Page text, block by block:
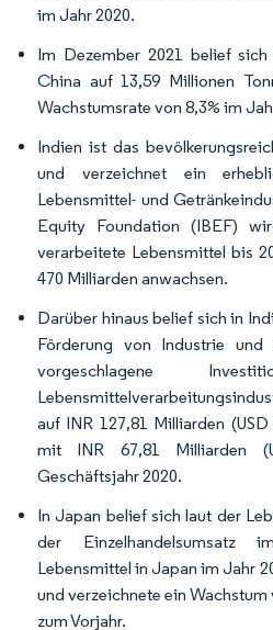
im Jahr 2020.
Im Dezember 2021 belief
China auf 13,59 Millionen
Wachstumsrate von 8,3% im
Indien ist das
und verzeichnet ein
Lebensmittel- und
Equity Foundation (IBEF)
verarbeitete Lebensmittel bis
470 Milliarden anwachsen.
Darüber hinaus belief sich in
Förderung von Industrie und
vorgeschlagene
auf INR 127,81 Milliarden
mit INR 67,81 Milliarden
Geschäftsjahr 2020.
In Japan belief sich laut der
der
Lebensmittel in Japan im Jahr
und verzeichnete ein Wachstum
zum Vorjahr.